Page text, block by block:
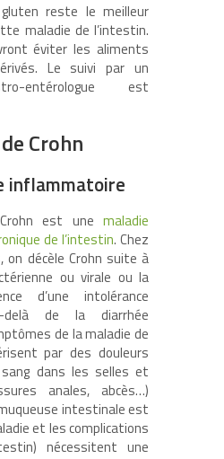
reste le meilleur
maladie de l’intestin.
éviter les aliments
Le suivi par un
entérologue est
Crohn
inflammatoire
est une maladie
de l’intestin. Chez
décèle Crohn suite à
ou virale ou la
d’une intolérance
delà de la diarrhée
de la maladie de
par des douleurs
dans les selles et
anales, abcès…)
intestinale est
et les complications
nécessitent une